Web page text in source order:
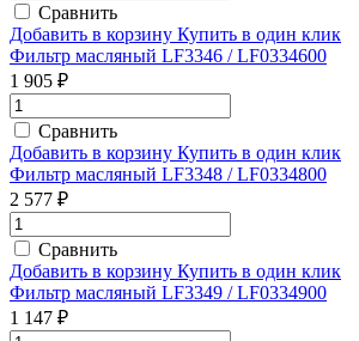
Сравнить
Добавить в корзину Купить в один клик
Фильтр масляный LF3346 / LF0334600
1 905 ₽
Сравнить
Добавить в корзину Купить в один клик
Фильтр масляный LF3348 / LF0334800
2 577 ₽
Сравнить
Добавить в корзину Купить в один клик
Фильтр масляный LF3349 / LF0334900
1 147 ₽